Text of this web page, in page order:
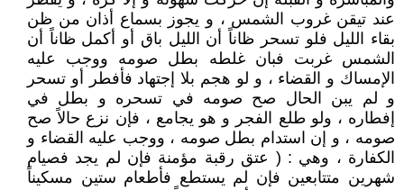
عند تيقن غروب الشمس ، و يجوز بسماع أذان من ظن
بقاء الليل فلو تسحر ظاناً أن الليل باق أو أكمل ظاناً أن
الشمس غربت فبان غلطه بطل صومه ووجب عليه
الإمساك و القضاء ، و لو هجم بلا إجتهاد فأفطر أو تسحر
و لم يبن الحال صح صومه في تسحره و بطل في
إفطاره ، ولو طلع الفجر و هو يجامع ، فإن نزع حالاً صح
صومه ، و إن استدام بطل صومه ، ووجب عليه القضاء و
الكفارة ، وهي : ( عتق رقبة مؤمنة فإن لم يجد فصيام
شهرين متتابعين فإن لم يستطع فأطعام ستين مسكيناً